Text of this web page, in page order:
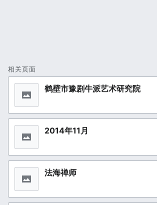
相关页面
鹤壁市豫剧牛派艺术研究院
2014年11月
法海禅师